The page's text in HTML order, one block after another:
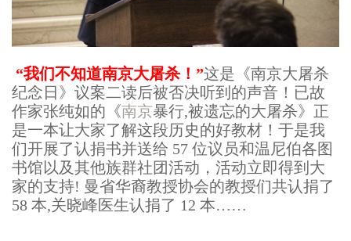
“我们不知道南京大屠杀！”这是《南京大屠杀
纪念日》议案二读后被否决听到的声音！已故
作家张纯如的《南京暴行,被遗忘的大屠杀》正
是一本让大家了解这段历史的好教材！于是我
们开展了认捐书并送给 57 位议员和温尼伯各图
书馆以及其他族群社团活动，活动立即得到大
家的支持! 曼省华裔教授协会的教授们共认捐了
58 本,关晓峰医生认捐了 12 本……